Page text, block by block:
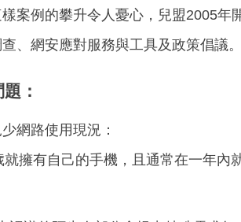
案例的攀升令人憂心，兒盟2005
、網安應對服務與工具及政策倡議。
：
網路使用現況：
就擁有自己的手機，且通常在一年